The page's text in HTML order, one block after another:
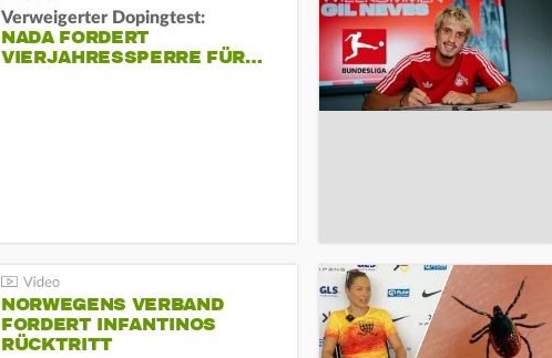
Verweigerter Dopingtest:
NADA FORDERT
VIERJAHRESSPERRE FÜR…
NORWEGENS VERBAND
FORDERT INFANTINOS
RÜCKTRITT